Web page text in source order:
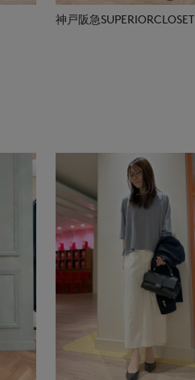
神戸阪急SUPERIORCLOSET